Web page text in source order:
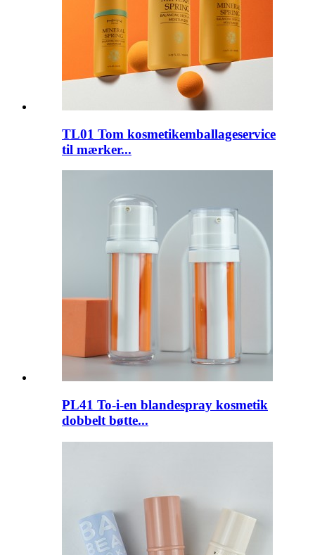
TL01 Tom kosmetikemballageservice
til mærker...
PL41 To-i-en blandespray kosmetik
dobbelt bøtte...